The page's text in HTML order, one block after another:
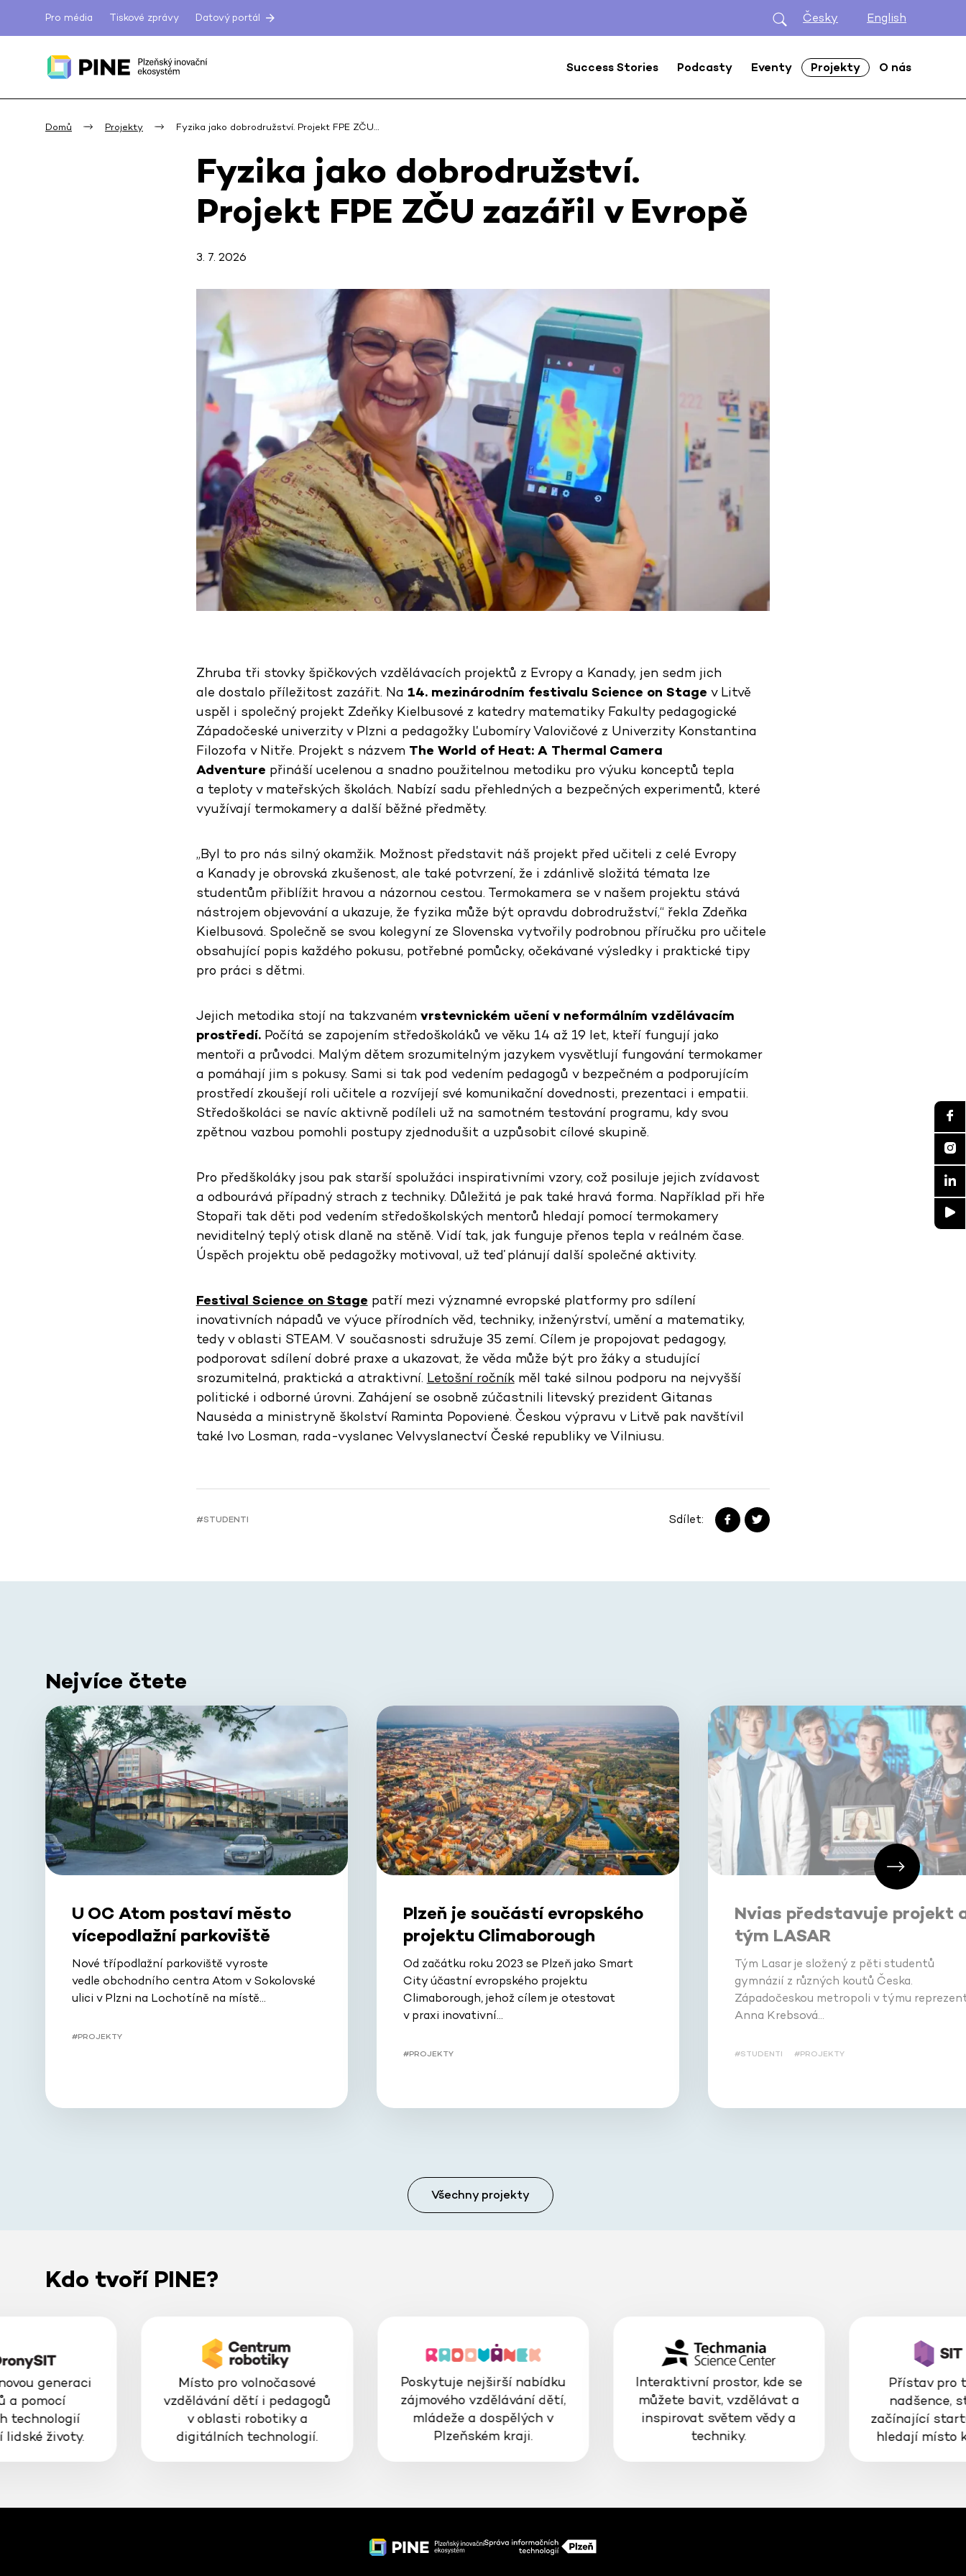
Pro média Tiskové zprávy Datový portál Česky English
Success Stories Podcasty Eventy Projekty O nás
Domů Projekty Fyzika jako dobrodružství. Projekt FPE ZČU…
Fyzika jako dobrodružství.
Projekt FPE ZČU zazářil v Evropě
3. 7. 2026
Zhruba tři stovky špičkových vzdělávacích projektů z Evropy a Kanady, jen sedm jich
ale dostalo příležitost zazářit. Na 14. mezinárodním festivalu Science on Stage v Litvě
uspěl i společný projekt Zdeňky Kielbusové z katedry matematiky Fakulty pedagogické
Západočeské univerzity v Plzni a pedagožky Ľubomíry Valovičové z Univerzity Konstantina
Filozofa v Nitře. Projekt s názvem The World of Heat: A Thermal Camera
Adventure přináší ucelenou a snadno použitelnou metodiku pro výuku konceptů tepla
a teploty v mateřských školách. Nabízí sadu přehledných a bezpečných experimentů, které
využívají termokamery a další běžné předměty.
„Byl to pro nás silný okamžik. Možnost představit náš projekt před učiteli z celé Evropy
a Kanady je obrovská zkušenost, ale také potvrzení, že i zdánlivě složitá témata lze
studentům přiblížit hravou a názornou cestou. Termokamera se v našem projektu stává
nástrojem objevování a ukazuje, že fyzika může být opravdu dobrodružství,“ řekla Zdeňka
Kielbusová. Společně se svou kolegyní ze Slovenska vytvořily podrobnou příručku pro učitele
obsahující popis každého pokusu, potřebné pomůcky, očekávané výsledky i praktické tipy
pro práci s dětmi.
Jejich metodika stojí na takzvaném vrstevnickém učení v neformálním vzdělávacím
prostředí.Počítá se zapojením středoškoláků ve věku 14 až 19 let, kteří fungují jako
mentoři a průvodci. Malým dětem srozumitelným jazykem vysvětlují fungování termokamer
a pomáhají jim s pokusy. Sami si tak pod vedením pedagogů v bezpečném a podporujícím
prostředí zkoušejí roli učitele a rozvíjejí své komunikační dovednosti, prezentaci i empatii.
Středoškoláci se navíc aktivně podíleli už na samotném testování programu, kdy svou
zpětnou vazbou pomohli postupy zjednodušit a uzpůsobit cílové skupině.
Pro předškoláky jsou pak starší spolužáci inspirativními vzory, což posiluje jejich zvídavost
a odbourává případný strach z techniky. Důležitá je pak také hravá forma. Například při hře
Stopaři tak děti pod vedením středoškolských mentorů hledají pomocí termokamery
neviditelný teplý otisk dlaně na stěně. Vidí tak, jak funguje přenos tepla v reálném čase.
Úspěch projektu obě pedagožky motivoval, už teď plánují další společné aktivity.
Festival Science on Stage patří mezi významné evropské platformy pro sdílení
inovativních nápadů ve výuce přírodních věd, techniky, inženýrství, umění a matematiky,
tedy v oblasti STEAM. V současnosti sdružuje 35 zemí. Cílem je propojovat pedagogy,
podporovat sdílení dobré praxe a ukazovat, že věda může být pro žáky a studující
srozumitelná, praktická a atraktivní. Letošní ročníkměl také silnou podporu na nejvyšší
politické i odborné úrovni. Zahájení se osobně zúčastnili litevský prezident Gitanas
Nausėda a ministryně školství Raminta Popovienė. Českou výpravu v Litvě pak navštívil
také Ivo Losman, rada-vyslanec Velvyslanectví České republiky ve Vilniusu.
#STUDENTI Sdílet:
Nejvíce čtete
U OC Atom postaví město
vícepodlažní parkoviště
Nové třípodlažní parkoviště vyroste
vedle obchodního centra Atom v Sokolovské
ulici v Plzni na Lochotíně na místě…
#PROJEKTY
Plzeň je součástí evropského
projektu Climaborough
Od začátku roku 2023 se Plzeň jako Smart
City účastní evropského projektu
Climaborough, jehož cílem je otestovat
v praxi inovativní…
#PROJEKTY
Nvias představuje projekt
tým LASAR
Tým Lasar je složený z pěti studentů
gymnázií z různých koutů Česka.
Západočeskou metropoli v týmu
Anna Krebsová…
#STUDENTI #PROJEKTY
Všechny projekty
Kdo tvoří PINE?
generaci
a pomocí
technologií
lidské životy.
Místo pro volnočasové
vzdělávání dětí i pedagogů
v oblasti robotiky a
digitálních technologií.
Poskytuje nejširší nabídku
zájmového vzdělávání dětí,
mládeže a dospělých v
Plzeňském kraji.
Interaktivní prostor, kde se
můžete bavit, vzdělávat a
inspirovat světem vědy a
techniky.
Přístav pro
nadšence,
začínající
hledají místo